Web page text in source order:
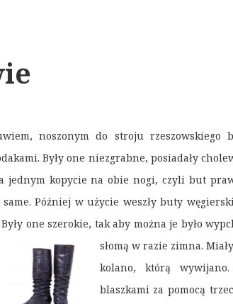
noszonym do stroju rzeszowskiego
Były one niezgrabne, posiadały
jednym kopycie na obie nogi, czyli but
Później w użycie weszły buty
one szerokie, tak aby można je było
słomą w razie zimna.
kolano, którą
blaszkami za pomocą